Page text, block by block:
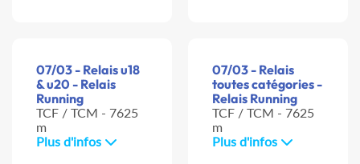
07/03 - Relais u18
& u20 - Relais
Running
TCF / TCM - 7625
m
Plus d'infos
07/03 - Relais
toutes catégories -
Relais Running
TCF / TCM - 7625
m
Plus d'infos